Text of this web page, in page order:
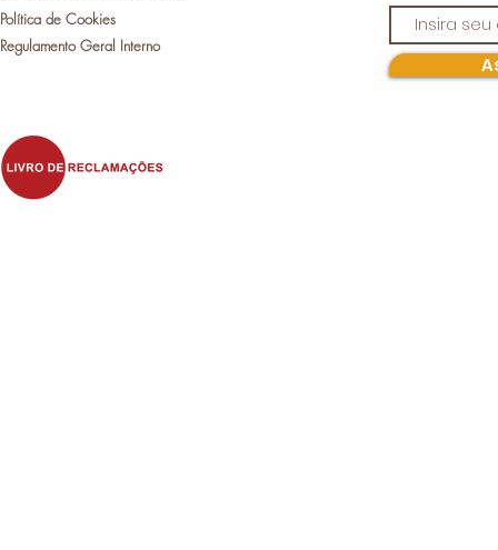
Política de Cookies
Regulamento Geral Interno